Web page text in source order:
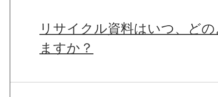
リサイクル資料はいつ、ど
ますか？